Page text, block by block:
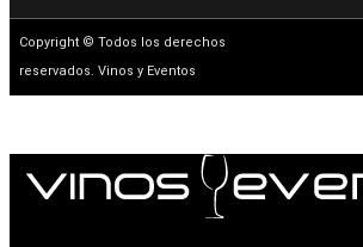
Copyright © Todos los derechos
reservados. Vinos y Eventos